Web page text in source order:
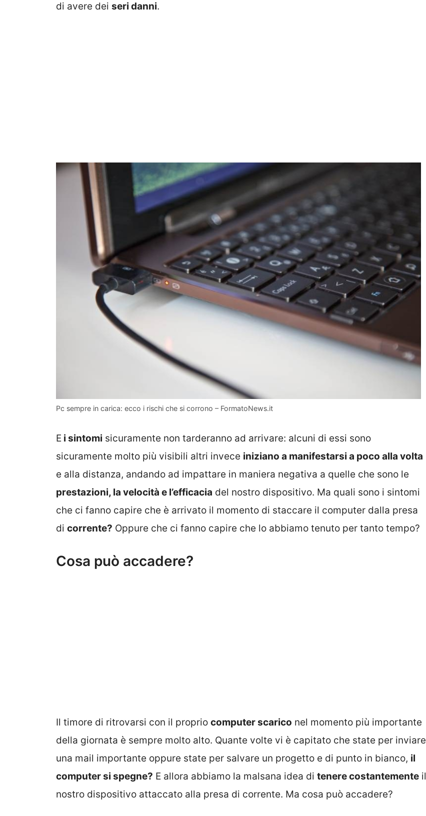
di avere dei seri danni.
Pc sempre in carica: ecco i rischi che si corrono – FormatoNews.it
E i sintomi sicuramente non tarderanno ad arrivare: alcuni di essi sono
sicuramente molto più visibili altri invece iniziano a manifestarsi a poco alla volta
e alla distanza, andando ad impattare in maniera negativa a quelle che sono le
prestazioni, la velocità e l’efficacia del nostro dispositivo. Ma quali sono i sintomi
che ci fanno capire che è arrivato il momento di staccare il computer dalla presa
di corrente? Oppure che ci fanno capire che lo abbiamo tenuto per tanto tempo?
Cosa può accadere?
Il timore di ritrovarsi con il proprio computer scarico nel momento più importante
della giornata è sempre molto alto. Quante volte vi è capitato che state per inviare
una mail importante oppure state per salvare un progetto e di punto in bianco, il
computer si spegne? E allora abbiamo la malsana idea di tenere costantemente il
nostro dispositivo attaccato alla presa di corrente. Ma cosa può accadere?